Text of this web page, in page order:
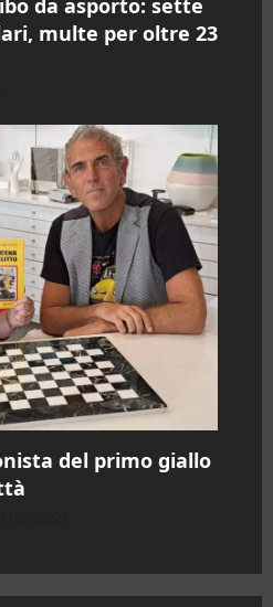
da asporto: sette
multe per oltre 23
del primo giallo